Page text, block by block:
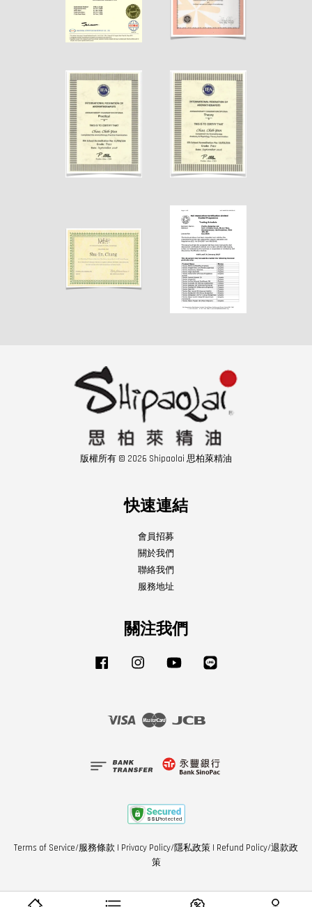
版權所有 © 2026 Shipaolai 思柏萊精油
快速連結
會員招募
關於我們
聯絡我們
服務地址
關注我們
Facebook Instagram YouTube
Visa Master
Terms of Service/服務條款 | Privacy Policy/隱私政策 | Refund Policy/退款政
策